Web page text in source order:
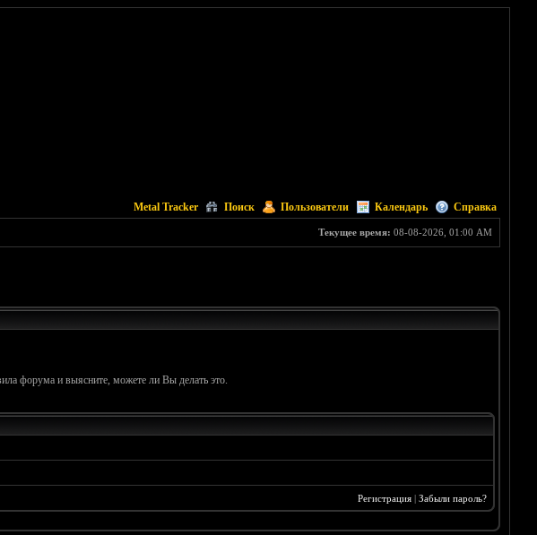
Metal Tracker Поиск Пользователи Календарь Справка
Текущее время: 08-08-2026, 01:00 AM
форума и выясните, можете ли Вы делать это.
Регистрация| Забыли пароль?